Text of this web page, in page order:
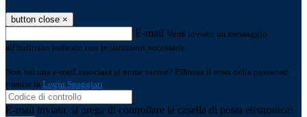
button close ×
E-mail Verrà inviato un messaggio
all'indirizzo indicato con le istruzioni necessarie.
Non hai una e-mail associata al nome utente? Effettua il reset della password
tramite la Login Spaggiari
E-mail inviata, si prega di controllare la casella di posta elettronica!